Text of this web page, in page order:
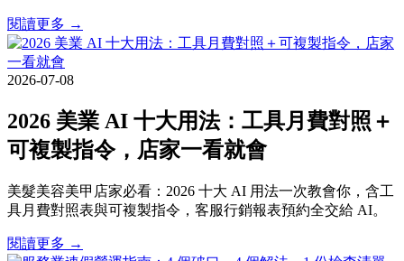
閱讀更多 →
2026-07-08
2026 美業 AI 十大用法：工具月費對照＋
可複製指令，店家一看就會
美髮美容美甲店家必看：2026 十大 AI 用法一次教會你，含工
具月費對照表與可複製指令，客服行銷報表預約全交給 AI。
閱讀更多 →